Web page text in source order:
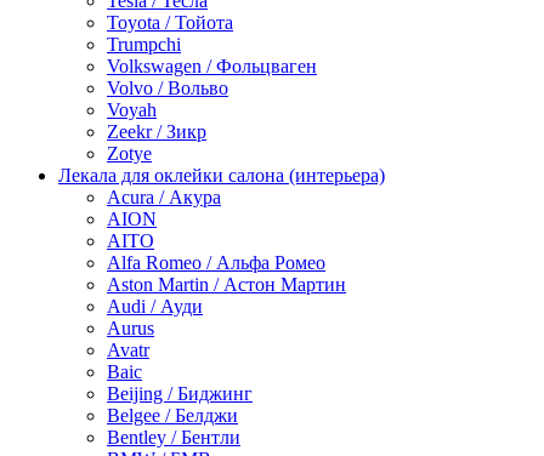
Toyota / Тойота
Trumpchi
Volkswagen / Фольцваген
Volvo / Вольво
Voyah
Zeekr / Зикр
Zotye
Лекала для оклейки салона (интерьера)
Acura / Акура
AION
AITO
Alfa Romeo / Альфа Ромео
Aston Martin / Астон Мартин
Audi / Ауди
Aurus
Avatr
Baic
Beijing / Биджинг
Belgee / Белджи
Bentley / Бентли